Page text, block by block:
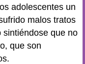
adolescentes un
malos tratos
sintiéndose que no
que son